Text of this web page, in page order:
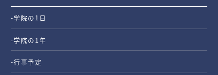
-学院の1日
-学院の1年
-行事予定